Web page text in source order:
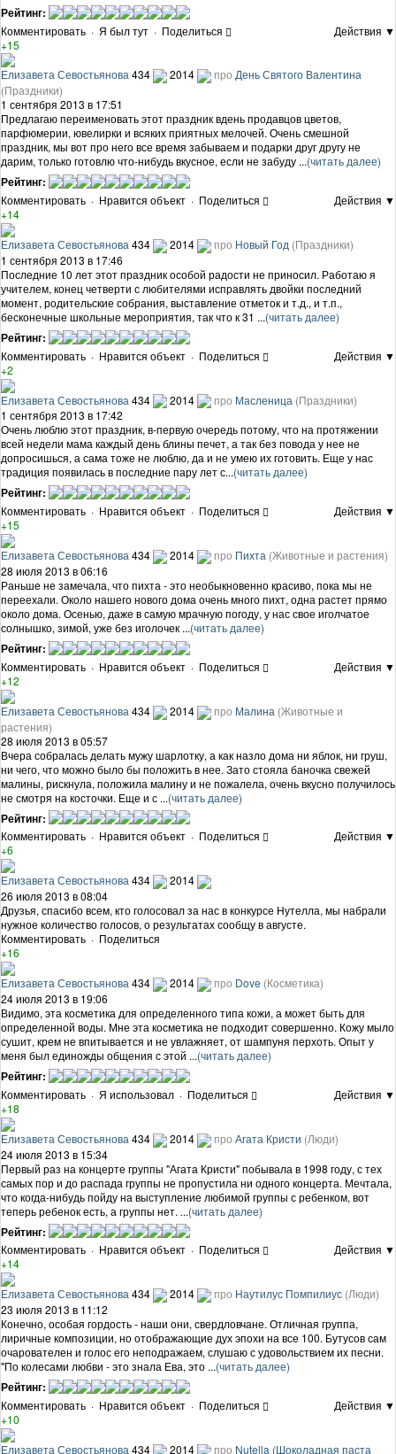
Рейтинг:
Комментировать · Я был тут · Поделиться
Действия ▼
+15
Елизавета Севостьянова434 2014 про День Святого Валентина
(Праздники)
1 сентября 2013 в 17:51
Предлагаю переименовать этот праздник вдень продавцов цветов,
парфюмерии, ювелирки и всяких приятных мелочей. Очень смешной
праздник, мы вот про него все время забываем и подарки друг другу не
дарим, только готовлю что-нибудь вкусное, если не забуду ...(читать далее)
Рейтинг:
Комментировать · Нравится объект · Поделиться
Действия ▼
+14
Елизавета Севостьянова 434 2014 про Новый Год (Праздники)
1 сентября 2013 в 17:46
Последние 10 лет этот праздник особой радости не приносил. Работаю я
учителем, конец четверти с любителями исправлять двойки последний
момент, родительские собрания, выставление отметок и т.д., и т.п.,
бесконечные школьные мероприятия, так что к 31 ...(читать далее)
Рейтинг:
Комментировать · Нравится объект · Поделиться
Действия ▼
+2
Елизавета Севостьянова 434 2014 про Масленица (Праздники)
1 сентября 2013 в 17:42
Очень люблю этот праздник, в-первую очередь потому, что на протяжении
всей недели мама каждый день блины печет, а так без повода у нее не
допросишься, а сама тоже не люблю, да и не умею их готовить. Еще у нас
традиция появилась в последние пару лет с...(читать далее)
Рейтинг:
Комментировать · Нравится объект · Поделиться
Действия ▼
+15
Елизавета Севостьянова 434 2014 про Пихта (Животные и растения)
28 июля 2013 в 06:16
Раньше не замечала, что пихта - это необыкновенно красиво, пока мы не
переехали. Около нашего нового дома очень много пихт, одна растет прямо
около дома. Осенью, даже в самую мрачную погоду, у нас свое иголчатое
солнышко, зимой, уже без иголочек ...(читать далее)
Рейтинг:
Комментировать · Нравится объект · Поделиться
Действия ▼
+12
Елизавета Севостьянова 434 2014 про Малина (Животные и
растения)
28 июля 2013 в 05:57
Вчера собралась делать мужу шарлотку, а как назло дома ни яблок, ни груш,
ни чего, что можно было бы положить в нее. Зато стояла баночка свежей
малины, рискнула, положила малину и не пожалела, очень вкусно получилось
не смотря на косточки. Еще и с ...(читать далее)
Рейтинг:
Комментировать · Нравится объект · Поделиться
Действия ▼
+6
Елизавета Севостьянова 434
2014
26 июля 2013 в 08:04
Друзья, спасибо всем, кто голосовал за нас в конкурсе Нутелла, мы набрали
нужное количество голосов, о результатах сообщу в августе.
Комментировать · Поделиться
+16
Елизавета Севостьянова 434 2014 про Dove (Косметика)
24 июля 2013 в 19:06
Видимо, эта косметика для определенного типа кожи, а может быть для
определенной воды. Мне эта косметика не подходит совершенно. Кожу мыло
сушит, крем не впитывается и не увлажняет, от шампуня перхоть. Опыт у
меня был единожды общения с этой ...(читать далее)
Рейтинг:
Комментировать · Я использовал · Поделиться
Действия ▼
+18
Елизавета Севостьянова 434 2014 про Агата Кристи (Люди)
24 июля 2013 в 15:34
Первый раз на концерте группы "Агата Кристи" побывала в 1998 году, с тех
самых пор и до распада группы не пропустила ни одного концерта. Мечтала,
что когда-нибудь пойду на выступление любимой группы с ребенком, вот
теперь ребенок есть, а группы нет. ...(читать далее)
Рейтинг:
Комментировать · Нравится объект · Поделиться
Действия ▼
+14
Елизавета Севостьянова 434 2014 про Наутилус Помпилиус (Люди)
23 июля 2013 в 11:12
Конечно, особая гордость - наши они, свердловчане. Отличная группа,
лиричные композиции, но отображающие дух эпохи на все 100. Бутусов сам
очарователен и голос его неподражаем, слушаю с удовольствием их песни.
"По колесами любви - это знала Ева, это ...(читать далее)
Рейтинг:
Комментировать · Нравится объект · Поделиться
Действия ▼
+10
Елизавета Севостьянова 434 2014 про Nutella (Шоколадная паста